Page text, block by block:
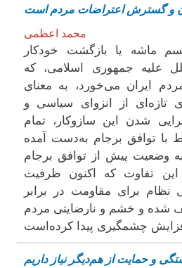
محمد اعظمی
ماشه یا بازگشت خودکار
علیه جمهوری اسلامی، که
ایران می‌خورد، به معنای
تازه‌ای از انزوای سیاسی و
شدن این سازوکار، تمام
با توافق برجام به‌دست آمده
به وضعیت پیش از توافق برجام
تفاوت که اکنون ظرفیت
نظام برای مقاومت در برابر
شده و خشم و نارضایتی مردم
و حمایت از هم‌دیگر نیاز داریم